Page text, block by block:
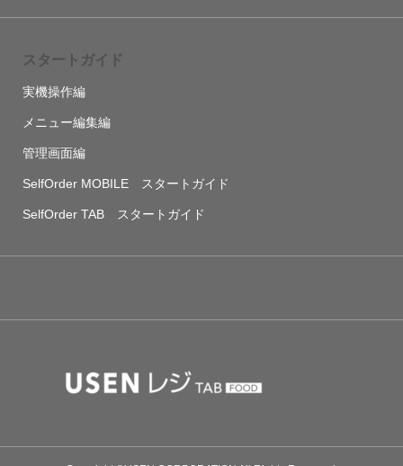
スタートガイド
実機操作編
メニュー編集編
管理画面編
SelfOrder MOBILE スタートガイド
SelfOrder TAB スタートガイド